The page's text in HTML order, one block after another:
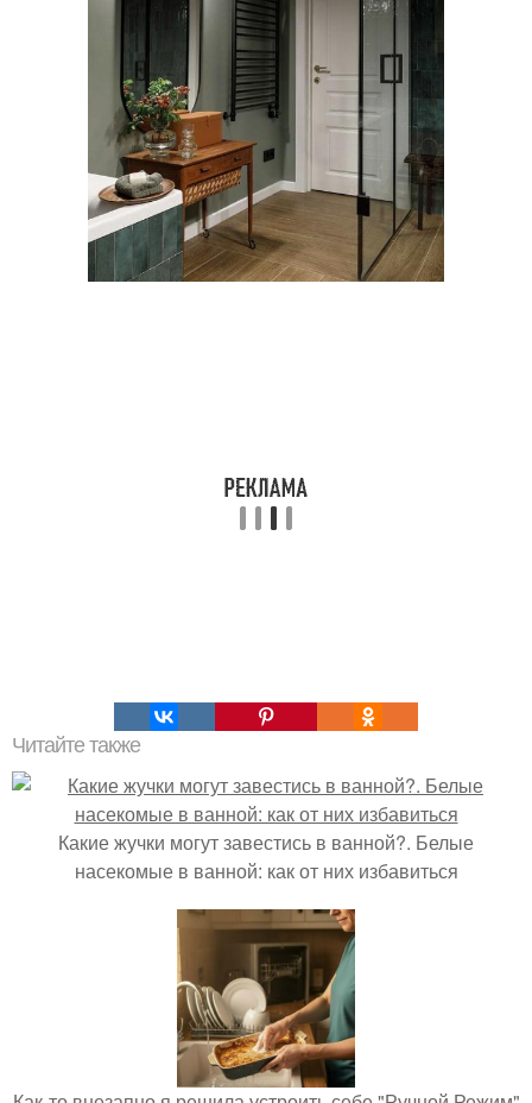
Читайте также
Какие жучки могут завестись в ванной?. Белые
насекомые в ванной: как от них избавиться